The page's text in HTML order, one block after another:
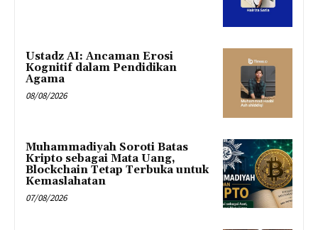
Ustadz AI: Ancaman Erosi
Kognitif dalam Pendidikan
Agama
08/08/2026
Muhammadiyah Soroti Batas
Kripto sebagai Mata Uang,
Blockchain Tetap Terbuka untuk
Kemaslahatan
07/08/2026